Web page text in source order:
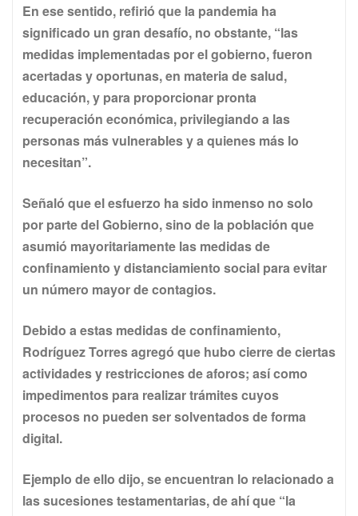
En ese sentido, refirió que la pandemia ha
significado un gran desafío, no obstante, “las
medidas implementadas por el gobierno, fueron
acertadas y oportunas, en materia de salud,
educación, y para proporcionar pronta
recuperación económica, privilegiando a las
personas más vulnerables y a quienes más lo
necesitan”.
Señaló que el esfuerzo ha sido inmenso no solo
por parte del Gobierno, sino de la población que
asumió mayoritariamente las medidas de
confinamiento y distanciamiento social para evitar
un número mayor de contagios.
Debido a estas medidas de confinamiento,
Rodríguez Torres agregó que hubo cierre de ciertas
actividades y restricciones de aforos; así como
impedimentos para realizar trámites cuyos
procesos no pueden ser solventados de forma
digital.
Ejemplo de ello dijo, se encuentran lo relacionado a
las sucesiones testamentarias, de ahí que “la